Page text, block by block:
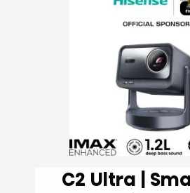
C2 Ultra |